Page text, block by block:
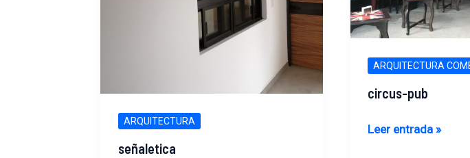
ARQUITECTURA
señaletica
ARQUITECTURA
circus-pub
circus-
Leer entrada »